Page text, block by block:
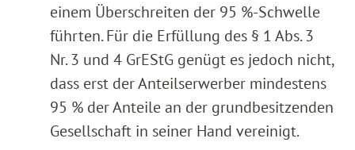
einem Überschreiten der 95 %-Schwelle
führten. Für die Erfüllung des § 1 Abs. 3
Nr. 3 und 4 GrEStG genügt es jedoch nicht,
dass erst der Anteilserwerber mindestens
95 % der Anteile an der grundbesitzenden
Gesellschaft in seiner Hand vereinigt.